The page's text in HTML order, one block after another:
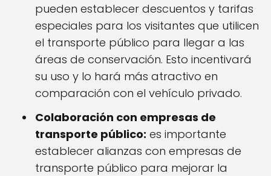
pueden establecer descuentos y tarifas
especiales para los visitantes que utilicen
el transporte público para llegar a las
áreas de conservación. Esto incentivará
su uso y lo hará más atractivo en
comparación con el vehículo privado.
Colaboración con empresas de
transporte público: es importante
establecer alianzas con empresas de
transporte público para mejorar la